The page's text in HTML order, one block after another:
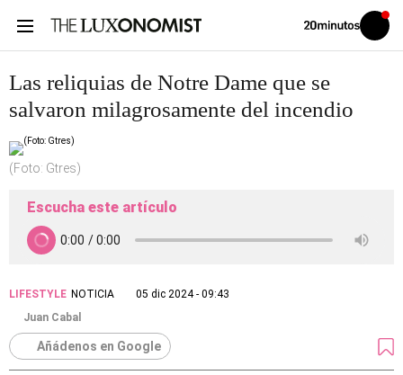
Volver
Iniciar
sesión
Las reliquias de Notre Dame que se
salvaron milagrosamente del incendio
(Foto: Gtres)
Escucha este artículo
LIFESTYLE NOTICIA
05 dic 2024 - 09:43
Juan Cabal
Añádenos en Google